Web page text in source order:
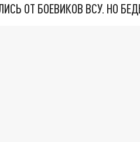
ОТ БОЕВИКОВ ВСУ. НО